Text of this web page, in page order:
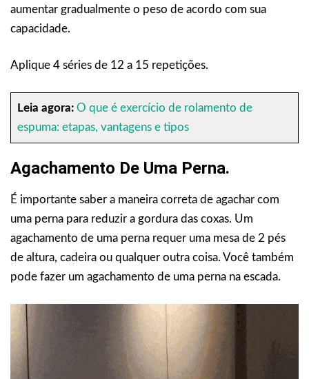
aumentar gradualmente o peso de acordo com sua
capacidade.
Aplique 4 séries de 12 a 15 repetições.
Leia agora:O que é exercício de rolamento de
espuma: etapas, vantagens e tipos
Agachamento De Uma Perna.
É importante saber a maneira correta de agachar com
uma perna para reduzir a gordura das coxas. Um
agachamento de uma perna requer uma mesa de 2 pés
de altura, cadeira ou qualquer outra coisa. Você também
pode fazer um agachamento de uma perna na escada.